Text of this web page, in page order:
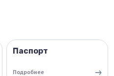
Паспорт
Подробнее